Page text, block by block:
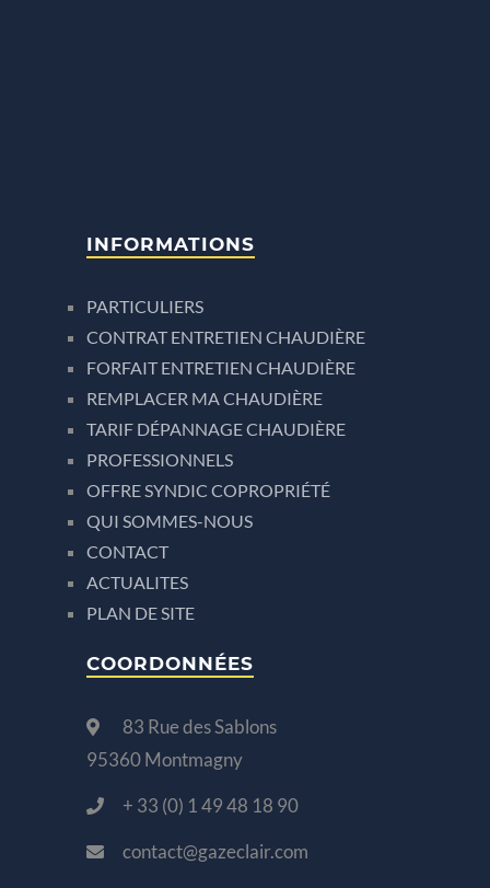
INFORMATIONS
PARTICULIERS
CONTRAT ENTRETIEN CHAUDIÈRE
FORFAIT ENTRETIEN CHAUDIÈRE
REMPLACER MA CHAUDIÈRE
TARIF DÉPANNAGE CHAUDIÈRE
PROFESSIONNELS
OFFRE SYNDIC COPROPRIÉTÉ
QUI SOMMES-NOUS
CONTACT
ACTUALITES
PLAN DE SITE
COORDONNÉES
83 Rue des Sablons
95360 Montmagny
+ 33 (0) 1 49 48 18 90
contact@gazeclair.com